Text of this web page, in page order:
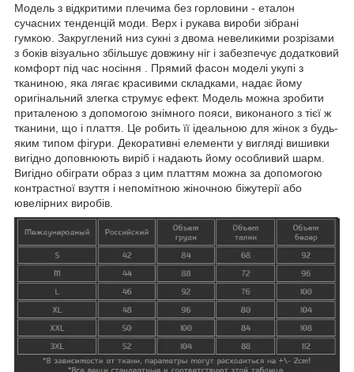
Модель з відкритими плечима без горловини - еталон
сучасних тенденцій моди. Верх і рукава вироби зібрані
гумкою. Закруглений низ сукні з двома невеликими розрізами
з боків візуально збільшує довжину ніг і забезпечує додатковий
комфорт під час носіння . Прямий фасон моделі укупі з
тканиною, яка лягає красивими складками, надає йому
оригінальний злегка струмує ефект. Модель можна зробити
приталеною з допомогою знімного пояси, виконаного з тієї ж
тканини, що і плаття. Це робить її ідеальною для жінок з будь-
яким типом фігури. Декоративні елементи у вигляді вишивки
вигідно доповнюють виріб і надають йому особливий шарм.
Вигідно обіграти образ з цим платтям можна за допомогою
контрастної взуття і непомітною жіночною біжутерії або
ювелірних виробів.